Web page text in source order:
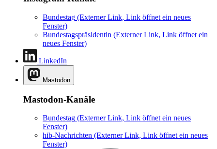
Bundestag (Externer Link, Link öffnet ein neues
Fenster)
Bundestagspräsidentin (Externer Link, Link öffnet ein
neues Fenster)
LinkedIn
Mastodon
Mastodon-Kanäle
Bundestag (Externer Link, Link öffnet ein neues
Fenster)
hib-Nachrichten (Externer Link, Link öffnet ein neues
Fenster)